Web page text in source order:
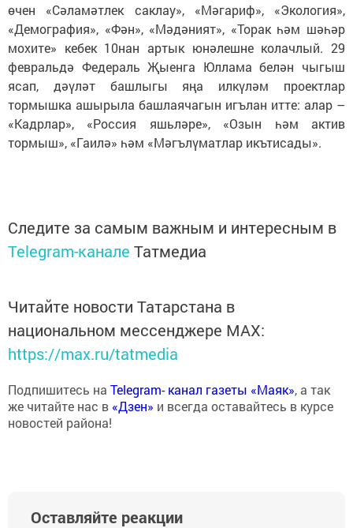
өчен «Сәламәтлек саклау», «Мәгариф», «Экология»,
«Демография», «Фән», «Мәдәният», «Торак һәм шәһәр
мохите» кебек 10нан артык юнәлешне колачлый. 29
февральдә Федераль Җыенга Юллама белән чыгыш
ясап, дәүләт башлыгы яңа илкүләм проектлар
тормышка ашырыла башлаячагын игълан итте: алар –
«Кадрлар», «Россия яшьләре», «Озын һәм актив
тормыш», «Гаилә» һәм «Мәгълүматлар икътисады».
Следите за самым важным и интересным в
Telegram-канале Татмедиа
Читайте новости Татарстана в
национальном мессенджере MАХ:
https://max.ru/tatmedia
Подпишитесь на Telegram- канал газеты «Маяк», а так
же читайте нас в «Дзен» и всегда оставайтесь в курсе
новостей района!
Оставляйте реакции